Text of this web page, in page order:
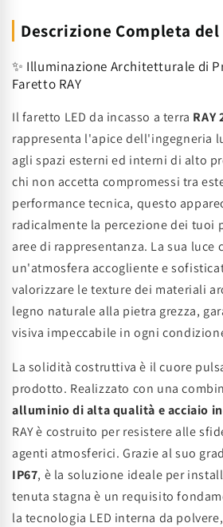
Descrizione Completa
✨ Illuminazione Architetturale di
Faretto RAY
Il faretto LED da incasso a terra RAY
rappresenta l'apice dell'ingegneria
agli spazi esterni ed interni di alto
chi non accetta compromessi tra
performance tecnica, questo
radicalmente la percezione dei tuoi
aree di rappresentanza. La sua luce
un'atmosfera accogliente e
valorizzare le texture dei materiali
legno naturale alla pietra grezza,
visiva impeccabile in ogni
La solidità costruttiva è il cuore
prodotto. Realizzato con una
alluminio di alta qualità e acciaio
RAY è costruito per resistere alle
agenti atmosferici. Grazie al suo
IP67, è la soluzione ideale per
tenuta stagna è un requisito
la tecnologia LED interna da